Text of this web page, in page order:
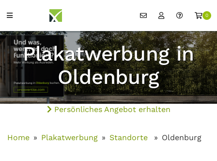
0
Plakatwerbung in
Oldenburg
Persönliches Angebot erhalten
Home Plakatwerbung Standorte Oldenburg